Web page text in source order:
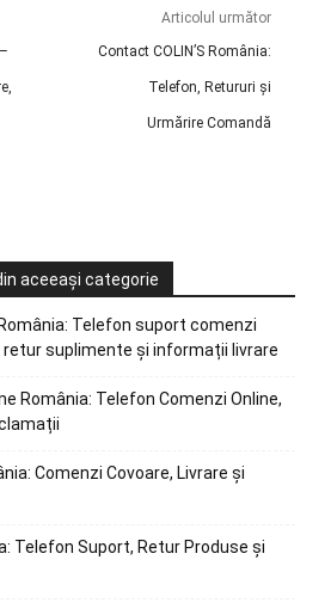
Articolul următor
Contact COLIN’S România:
Telefon, Retururi și
Urmărire Comandă
aceeași categorie
Telefon suport comenzi
retur suplimente și informații livrare
România: Telefon Comenzi Online,
Comenzi Covoare, Livrare și
Telefon Suport, Retur Produse și